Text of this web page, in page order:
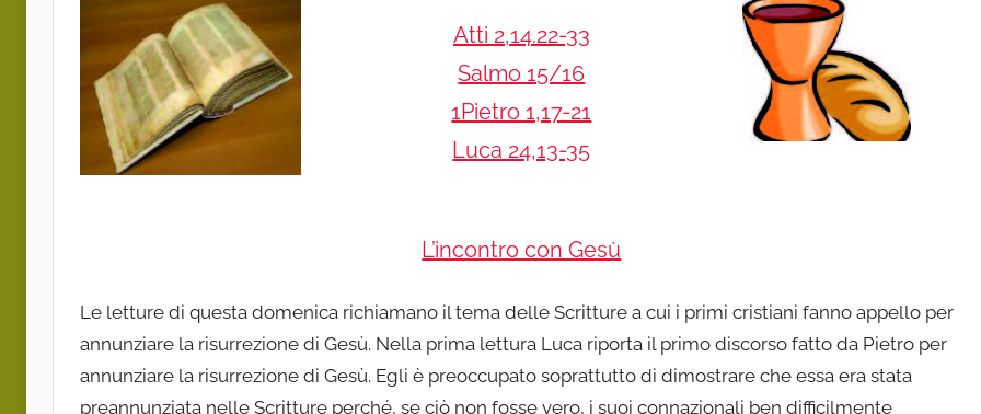
Atti 2,14.22-33
Salmo 15/16
1Pietro 1,17-21
Luca 24,13-35
L’incontro con Gesù
Le letture di questa domenica richiamano il tema delle Scritture a cui i primi cristiani fanno appello per
annunziare la risurrezione di Gesù. Nella prima lettura Luca riporta il primo discorso fatto da Pietro per
annunziare la risurrezione di Gesù. Egli è preoccupato soprattutto di dimostrare che essa era stata
preannunziata nelle Scritture perché, se ciò non fosse vero, i suoi connazionali ben difficilmente